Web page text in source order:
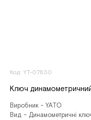
Код: YT-07830
Ключ
Виробник - YATO
Вид - Динамометричні